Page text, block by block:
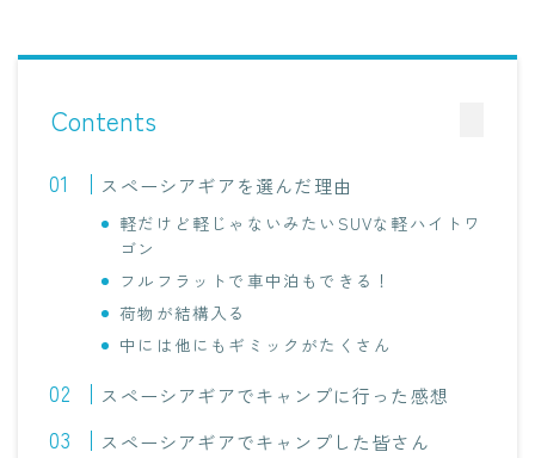
Contents
スペーシアギアを選んだ理由
軽だけど軽じゃないみたいSUVな軽ハイトワ
ゴン
フルフラットで車中泊もできる！
荷物が結構入る
中には他にもギミックがたくさん
スペーシアギアでキャンプに行った感想
スペーシアギアでキャンプした皆さん